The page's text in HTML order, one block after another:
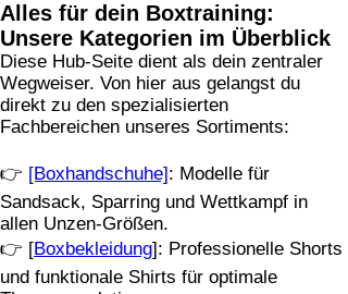
Alles für dein Boxtraining:
Unsere Kategorien im Überblick
Diese Hub-Seite dient als dein zentraler
Wegweiser. Von hier aus gelangst du
direkt zu den spezialisierten
Fachbereichen unseres Sortiments:
👉 [Boxhandschuhe] : Modelle für
Sandsack, Sparring und Wettkampf in
allen Unzen-Größen.
👉 [Boxbekleidung]: Professionelle Shorts
und funktionale Shirts für optimale